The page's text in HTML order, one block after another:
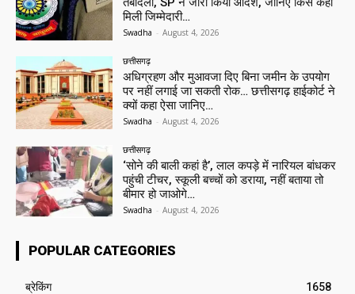
मिली जिम्मेदारी…
Swadha - August 4, 2026
छत्तीसगढ़
अधिग्रहण और मुआवजा दिए बिना जमीन के उपयोग
पर नहीं लगाई जा सकती रोक… छत्तीसगढ़ हाईकोर्ट ने
क्यों कहा ऐसा जानिए…
Swadha - August 4, 2026
छत्तीसगढ़
‘सोने की बाली कहां है’, लाल कपड़े में नारियल बांधकर
पहुंची टीचर, स्कूली बच्चों को डराया, नहीं बताया तो
बीमार हो जाओगे…
Swadha - August 4, 2026
POPULAR CATEGORIES
ब्रेकिंग
1658